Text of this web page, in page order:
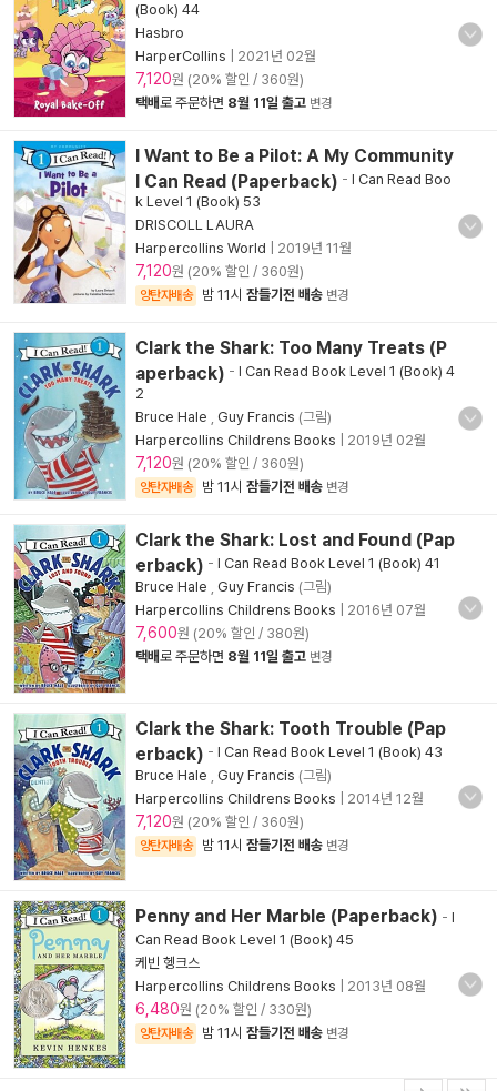
(Book) 44
Hasbro
HarperCollins
2021년 02월
7,120원 (20% 할인 / 360원)
택배로 주문하면 8월 11일 출고 변경
I Want to Be a Pilot: A My Community
I Can Read (Paperback) - I Can Read Boo
k Level 1 (Book) 53
DRISCOLL LAURA
Harpercollins World
2019년 11월
7,120원 (20% 할인 / 360원)
양탄자배송 밤 11시 잠들기전 배송 변경
Clark the Shark: Too Many Treats (P
aperback) - I Can Read Book Level 1 (Book) 4
2
Bruce Hale
Guy Francis (그림)
Harpercollins Childrens Books
2019년 02월
7,120원 (20% 할인 / 360원)
양탄자배송 밤 11시 잠들기전 배송 변경
Clark the Shark: Lost and Found (Pap
erback) - I Can Read Book Level 1 (Book) 41
Bruce Hale
Guy Francis (그림)
Harpercollins Childrens Books
2016년 07월
7,600원 (20% 할인 / 380원)
택배로 주문하면 8월 11일 출고 변경
Clark the Shark: Tooth Trouble (Pap
erback) - I Can Read Book Level 1 (Book) 43
Bruce Hale
Guy Francis (그림)
Harpercollins Childrens Books
2014년 12월
7,120원 (20% 할인 / 360원)
양탄자배송 밤 11시 잠들기전 배송 변경
Penny and Her Marble (Paperback) - I
Can Read Book Level 1 (Book) 45
케빈 헹크스
Harpercollins Childrens Books
2013년 08월
6,480원 (20% 할인 / 330원)
양탄자배송 밤 11시 잠들기전 배송 변경